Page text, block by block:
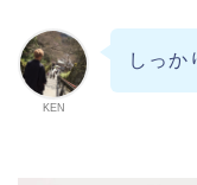
KEN
しっか